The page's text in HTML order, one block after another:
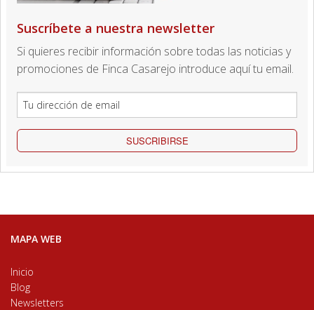
Suscríbete a nuestra newsletter
Si quieres recibir información sobre todas las noticias y
promociones de Finca Casarejo introduce aquí tu email.
SUSCRIBIRSE
MAPA WEB
Inicio
Blog
Newsletters